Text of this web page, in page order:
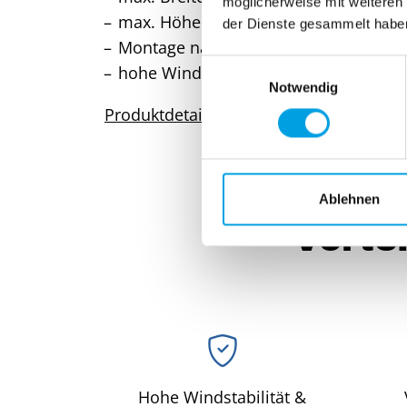
der Dienste gesammelt
g
a
s
Notwendig
Ablehnen
max. Höhe: 4.500 mm
Montage nach Fassadenfertigstellung
hohe Windstabilität bis 150 km/h
Produktdetails
Hohe Windstabilität &